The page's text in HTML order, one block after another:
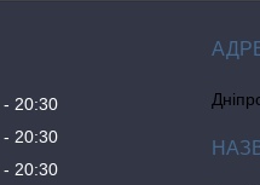
20:30
20:30
20:30